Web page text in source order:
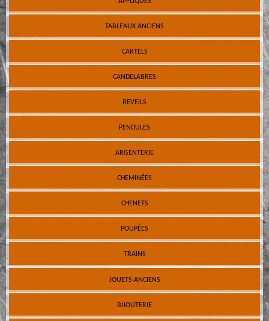
TABLEAUX ANCIENS
CARTELS
CANDELABRES
REVEILS
PENDULES
ARGENTERIE
CHEMINÉES
CHENETS
POUPÉES
TRAINS
JOUETS ANCIENS
BIJOUTERIE